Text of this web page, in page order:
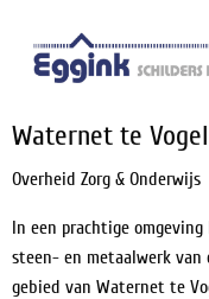
Waternet te
Overheid Zorg & Onderwijs
In een prachtige
steen- en metaalwerk
gebied van Waternet te